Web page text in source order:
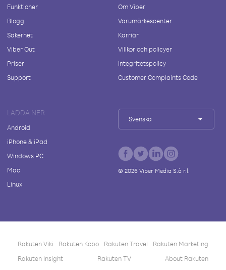
Funktioner
Blogg
Säkerhet
Viber Out
Priser
Support
Om Viber
Varumärkescenter
Karriär
Villkor och policyer
Integritetspolicy
Customer Complaints Code
LADDA NER
Android
iPhone & iPad
Windows PC
Mac
Linux
Svenska
© 2026Viber Media S.à r.l.
Rakuten Viki Rakuten Kobo Rakuten Travel
Rakuten Marketing
Rakuten Insight
Rakuten TV About Rakuten